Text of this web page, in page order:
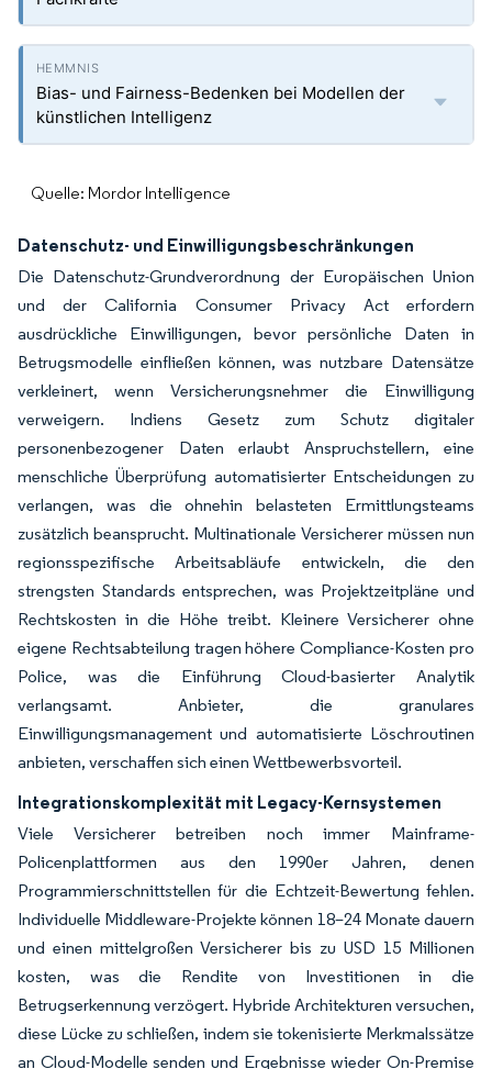
Bias- und Fairness-Bedenken bei Modellen der
künstlichen Intelligenz
Quelle: Mordor Intelligence
Datenschutz- und Einwilligungsbeschränkungen
Die Datenschutz-Grundverordnung der Europäischen Union
und der California Consumer Privacy Act erfordern
ausdrückliche Einwilligungen, bevor persönliche Daten in
Betrugsmodelle einfließen können, was nutzbare Datensätze
verkleinert, wenn Versicherungsnehmer die Einwilligung
verweigern. Indiens Gesetz zum Schutz digitaler
personenbezogener Daten erlaubt Anspruchstellern, eine
menschliche Überprüfung automatisierter Entscheidungen zu
verlangen, was die ohnehin belasteten Ermittlungsteams
zusätzlich beansprucht. Multinationale Versicherer müssen nun
regionsspezifische Arbeitsabläufe entwickeln, die den
strengsten Standards entsprechen, was Projektzeitpläne und
Rechtskosten in die Höhe treibt. Kleinere Versicherer ohne
eigene Rechtsabteilung tragen höhere Compliance-Kosten pro
Police, was die Einführung Cloud-basierter Analytik
verlangsamt. Anbieter, die granulares
Einwilligungsmanagement und automatisierte Löschroutinen
anbieten, verschaffen sich einen Wettbewerbsvorteil.
Integrationskomplexität mit Legacy-Kernsystemen
Viele Versicherer betreiben noch immer Mainframe-
Policenplattformen aus den 1990er Jahren, denen
Programmierschnittstellen für die Echtzeit-Bewertung fehlen.
Individuelle Middleware-Projekte können 18–24 Monate dauern
und einen mittelgroßen Versicherer bis zu USD 15 Millionen
kosten, was die Rendite von Investitionen in die
Betrugserkennung verzögert. Hybride Architekturen versuchen,
diese Lücke zu schließen, indem sie tokenisierte Merkmalssätze
an Cloud-Modelle senden und Ergebnisse wieder On-Premise